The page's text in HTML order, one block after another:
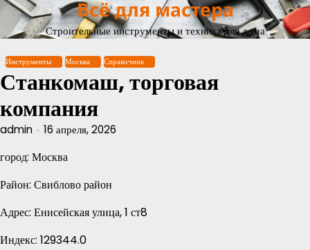
Перейти
содержимому
Всё для мастера
Строительные инструменты и техника для дома
Инструменты Москва Справочник
Станкомаш, торговая
компания
admin 16 апреля, 2026
город: Москва
Район: Свиблово район
Адрес: Енисейская улица, 1 ст8
Индекс: 129344.0